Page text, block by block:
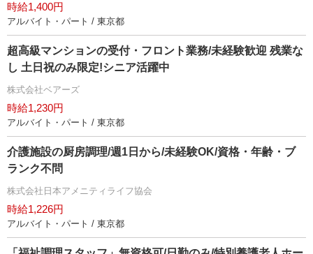
時給1,400円
アルバイト・パート / 東京都
超高級マンションの受付・フロント業務/未経験歓迎 残業な
し 土日祝のみ限定!シニア活躍中
株式会社ベアーズ
時給1,230円
アルバイト・パート / 東京都
介護施設の厨房調理/週1日から/未経験OK/資格・年齢・ブ
ランク不問
株式会社日本アメニティライフ協会
時給1,226円
アルバイト・パート / 東京都